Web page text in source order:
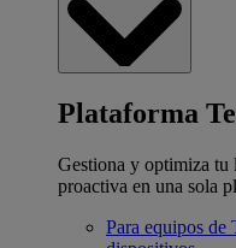
Plataforma
Gestiona y optimiza tu
proactiva en una sola
Para equipos de